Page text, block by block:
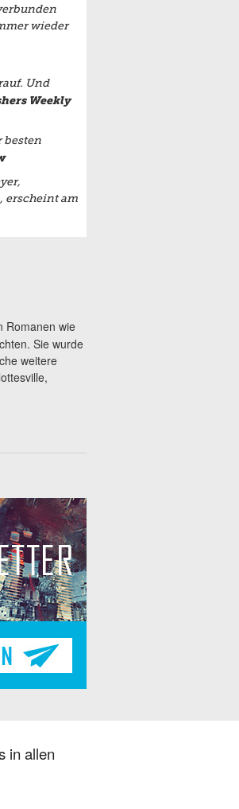
wieder
Und
Weekly
besten
erscheint am
Romanen wie
Sie wurde
weitere
in allen